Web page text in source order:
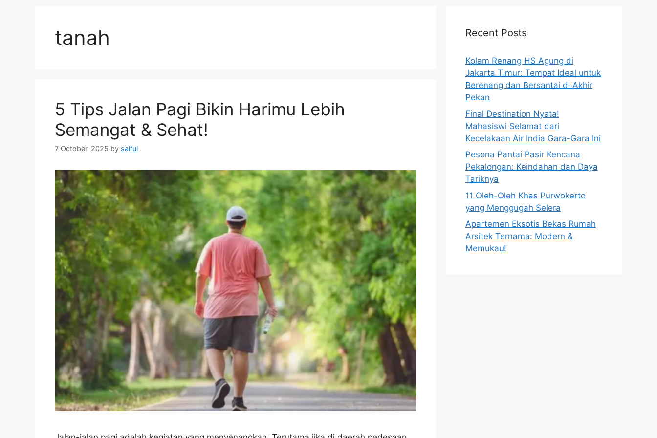
tanah
5 Tips Jalan Pagi Bikin Harimu Lebih
Semangat & Sehat!
7 October, 2025 by saiful
Recent Posts
Kolam Renang HS Agung di
Jakarta Timur: Tempat Ideal untuk
Berenang dan Bersantai di Akhir
Pekan
Final Destination Nyata!
Mahasiswi Selamat dari
Kecelakaan Air India Gara-Gara Ini
Pesona Pantai Pasir Kencana
Pekalongan: Keindahan dan Daya
Tariknya
11 Oleh-Oleh Khas Purwokerto
yang Menggugah Selera
Apartemen Eksotis Bekas Rumah
Arsitek Ternama: Modern &
Memukau!